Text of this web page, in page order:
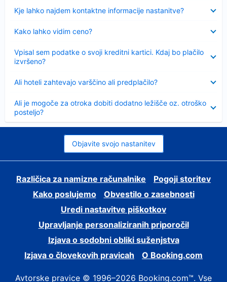
Kje lahko najdem kontaktne informacije nastanitve?
Kako lahko vidim ceno?
Vpisal sem podatke o svoji kreditni kartici. Kdaj bo plačilo
izvršeno?
Ali hoteli zahtevajo varščino ali predplačilo?
Ali je mogoče za otroka dobiti dodatno ležišče oz. otroško
posteljo?
Objavite svojo nastanitev
Različica za namizne računalnike
Pogoji storitev
Kako poslujemo
Obvestilo o zasebnosti
Uredi nastavitve piškotkov
Upravljanje personaliziranih priporočil
Izjava o sodobni obliki suženjstva
Izjava o človekovih pravicah
O Booking.com
Avtorske pravice © 1996–2026 Booking.com™. Vse